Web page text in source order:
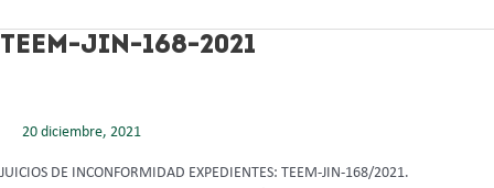
TEEM-JIN-168-2021
20 diciembre, 2021
JUICIOS DE INCONFORMIDAD EXPEDIENTES: TEEM-JIN-168/2021.
TEEM-